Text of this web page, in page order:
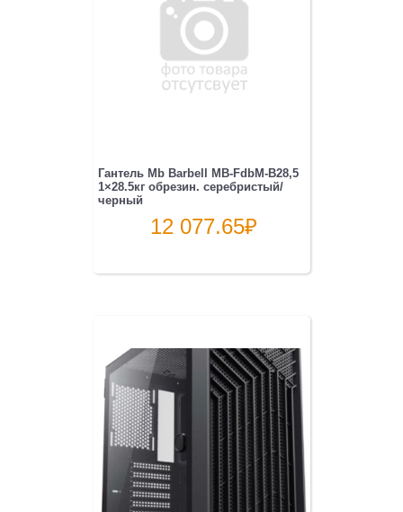
Гантель Mb Barbell MB-FdbM-B28,5
1×28.5кг обрезин. серебристый/
черный
12 077.65₽